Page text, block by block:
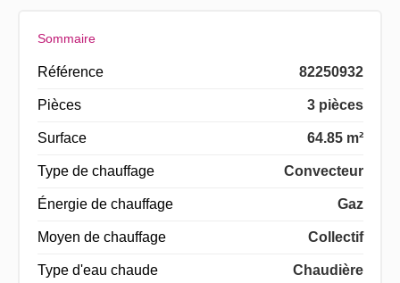
Sommaire
Référence 82250932
Pièces 3 pièces
Surface 64.85 m²
Type de chauffage Convecteur
Énergie de chauffage Gaz
Moyen de chauffage Collectif
Type d'eau chaude Chaudière